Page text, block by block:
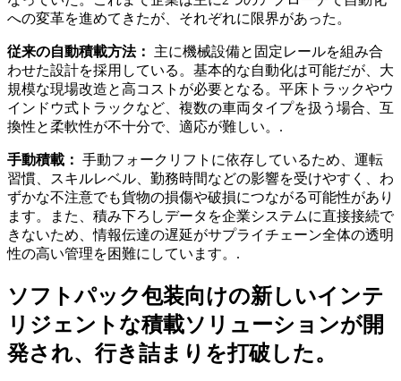
への変革を進めてきたが、それぞれに限界があった。
従来の自動積載方法：
主に機械設備と固定レールを組み合
わせた設計を採用している。基本的な自動化は可能だが、大
規模な現場改造と高コストが必要となる。平床トラックやウ
インドウ式トラックなど、複数の車両タイプを扱う場合、互
換性と柔軟性が不十分で、適応が難しい。.
手動積載： 手動フォークリフトに依存しているため、運転
習慣、スキルレベル、勤務時間などの影響を受けやすく、わ
ずかな不注意でも貨物の損傷や破損につながる可能性があり
ます。また、積み下ろしデータを企業システムに直接接続で
きないため、情報伝達の遅延がサプライチェーン全体の透明
性の高い管理を困難にしています。.
ソフトパック包装向けの新しいインテ
リジェントな積載ソリューションが開
発され、行き詰まりを打破した。